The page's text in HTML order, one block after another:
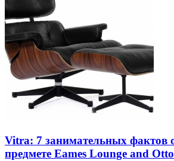
Vitra: 7 занимательных фактов
предмете Eames Lounge and